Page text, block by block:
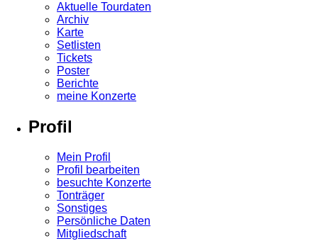
Aktuelle Tourdaten
Archiv
Karte
Setlisten
Tickets
Poster
Berichte
meine Konzerte
Profil
Mein Profil
Profil bearbeiten
besuchte Konzerte
Tonträger
Sonstiges
Persönliche Daten
Mitgliedschaft